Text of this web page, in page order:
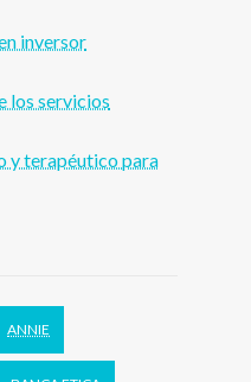
inversor
los servicios
y terapéutico para
ANNIE